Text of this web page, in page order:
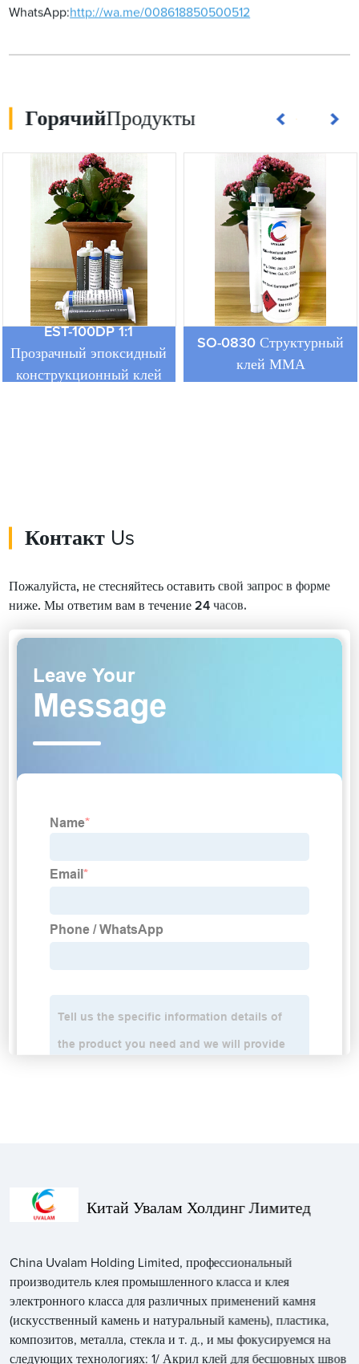
WhatsApp:http://wa.me/008618850500512
ГорячийПродукты
EST-100DP 1:1
Прозрачный эпоксидный
конструкционный клей
SO-0830 Структурный
клей ММА
Контакт Us
Пожалуйста, не стесняйтесь оставить свой запрос в форме
ниже. Мы ответим вам в течение 24 часов.
Китай Увалам Холдинг Лимитед
China Uvalam Holding Limited, профессиональный
производитель клея промышленного класса и клея
электронного класса для различных применений камня
(искусственный камень и натуральный камень), пластика,
композитов, металла, стекла и т. д., и мы фокусируемся на
следующих технологиях: 1/ Акрил клей для бесшовных швов